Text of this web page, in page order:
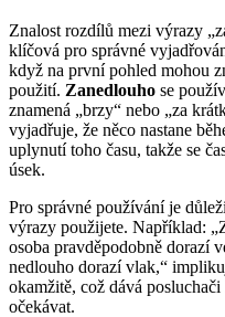
Znalost rozdílů mezi výrazy
klíčová pro správné
když na první pohled mohou
použití. Zanedlouho se
znamená „brzy“ nebo „za
vyjadřuje, že něco nastane
uplynutí toho času, takže se
úsek.
Pro správné používání je
výrazy použijete. Například:
osoba pravděpodobně dorazí
nedlouho dorazí vlak,“
okamžitě, což dává
očekávat.